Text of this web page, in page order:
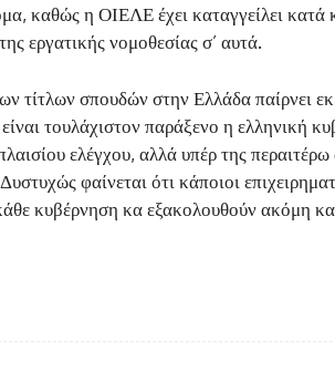
καθώς η ΟΙΕΛΕ έχει καταγγείλει κατά
εργατικής νομοθεσίας σ’ αυτά.
σπουδών στην Ελλάδα παίρνει
τουλάχιστον παράξενο η ελληνική
ελέγχου, αλλά υπέρ της
φαίνεται ότι κάποιοι
κυβέρνηση κα εξακολουθούν ακόμη